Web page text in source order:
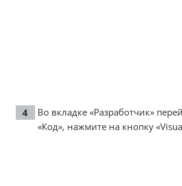
Во вкладке «Разработчик»
«Код», нажмите на кнопку